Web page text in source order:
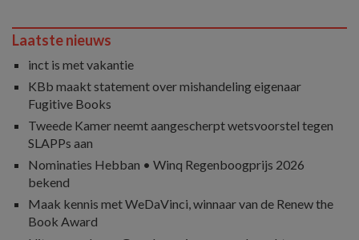
Laatste nieuws
inct is met vakantie
KBb maakt statement over mishandeling eigenaar
Fugitive Books
Tweede Kamer neemt aangescherpt wetsvoorstel tegen
SLAPPs aan
Nominaties Hebban • Winq Regenboogprijs 2026
bekend
Maak kennis met WeDaVinci, winnaar van de Renew the
Book Award